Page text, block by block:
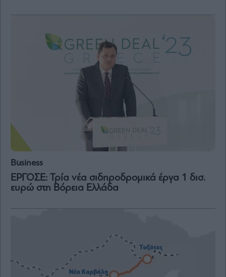
Business
ΕΡΓΟΣΕ: Τρία νέα σιδηροδρομικά έργα 1 δισ.
ευρώ στη Βόρεια Ελλάδα